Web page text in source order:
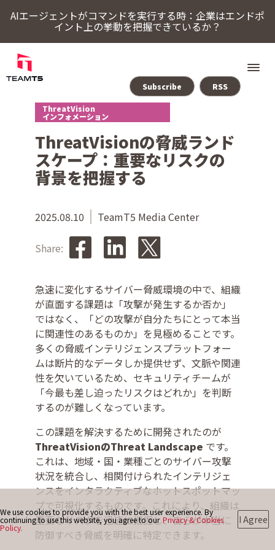
AIエージェントがコマンドを実行する時：企業はエンドポ
イント上の挙動を把握できているか？
ソリューション
TeamT5について
最新情報
お問い合わせ
ThreatVision
インフォメーション
Subscribe RSS
ThreatVisionの脅威ランド
スケープ：重要なリスクの
背景を把握する
2025.08.10 TeamT5 Media Center
Share:
急速に変化するサイバー脅威環境の中で、組織
が直面する課題は「攻撃が発生するか否か」
ではなく、「どの攻撃が自分たちにとって本当
に関連性のあるものか」を見極めることです。
多くの脅威インテリジェンスプラットフォー
ムは断片的なデータしか提供せず、文脈や関連
性を欠いているため、セキュリティチームが
「今最も差し迫ったリスクはどれか」を判断
するのが難しくなっています。
この課題を解決するために開発されたのが
ThreatVisionのThreat Landscape です。
これは、地域・国・業種ごとのサイバー攻撃
状況を統合し、相関付けられたインテリジェ
ンスをインタラクティブなホットスポットマッ
プで可視化するものです。これにより、組織は
重要なリスクを迅速に把握し、自らが本当に
防御すべき脅威を明確に特定できます。
We use cookies to provide you with the best user experience. By
continuing to use this website, you agree to our Privacy & Cookies
Policy.
I Agree